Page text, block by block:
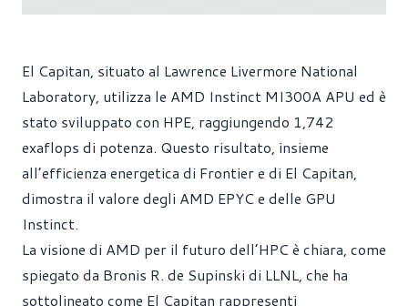
El Capitan, situato al Lawrence Livermore National
Laboratory, utilizza le AMD Instinct MI300A APU ed è
stato sviluppato con HPE, raggiungendo 1,742
exaflops di potenza. Questo risultato, insieme
all’efficienza energetica di Frontier e di El Capitan,
dimostra il valore degli AMD EPYC e delle GPU
Instinct.
La visione di AMD per il futuro dell’HPC è chiara, come
spiegato da Bronis R. de Supinski di LLNL, che ha
sottolineato come El Capitan rappresenti